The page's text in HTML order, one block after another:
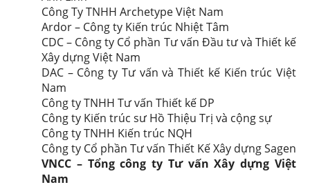
Công Ty TNHH Archetype Việt Nam
Ardor – Công ty Kiến trúc Nhiệt Tâm
CDC – Công ty Cổ phần Tư vấn Đầu tư và Thiết kế
Xây dựng Việt Nam
DAC – Công ty Tư vấn và Thiết kế Kiến trúc Việt
Nam
Công ty TNHH Tư vấn Thiết kế DP
Công ty Kiến trúc sư Hồ Thiệu Trị và cộng sự
Công ty TNHH Kiến trúc NQH
Công ty Cổ phần Tư vấn Thiết Kế Xây dựng Sagen
VNCC – Tổng công ty Tư vấn Xây dựng Việt
Nam